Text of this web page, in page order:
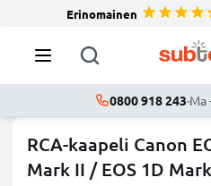
Erinomainen
0800 918 243·Ma
RCA-kaapeli Canon
Mark II / EOS 1D